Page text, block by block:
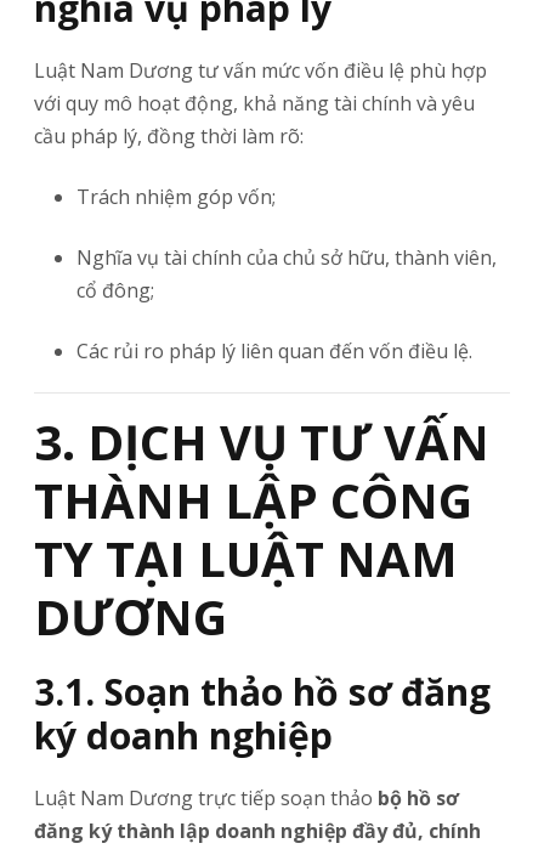
Luật Nam Dương tư vấn mức vốn điều lệ phù hợp
với quy mô hoạt động, khả năng tài chính và yêu
cầu pháp lý, đồng thời làm rõ:
Trách nhiệm góp vốn;
Nghĩa vụ tài chính của chủ sở hữu, thành viên,
cổ đông;
Các rủi ro pháp lý liên quan đến vốn điều lệ.
3. DỊCH VỤ TƯ VẤN
THÀNH LẬP CÔNG
TY TẠI LUẬT NAM
DƯƠNG
3.1. Soạn thảo hồ sơ đăng
ký doanh nghiệp
Luật Nam Dương trực tiếp soạn thảo bộ hồ sơ
đăng ký thành lập doanh nghiệp đầy đủ, chính